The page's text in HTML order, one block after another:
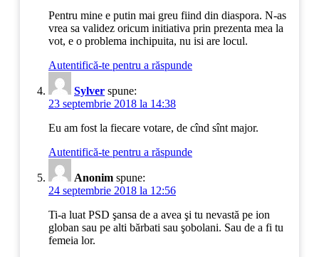
Pentru mine e putin mai greu fiind din diaspora. N-as
vrea sa validez oricum initiativa prin prezenta mea la
vot, e o problema inchipuita, nu isi are locul.
Autentifică-te pentru a răspunde
Sylver spune:
23 septembrie 2018 la 14:38
Eu am fost la fiecare votare, de cînd sînt major.
Autentifică-te pentru a răspunde
Anonim spune:
24 septembrie 2018 la 12:56
Ti-a luat PSD şansa de a avea şi tu nevastă pe ion
globan sau pe alti bărbati sau şobolani. Sau de a fi tu
femeia lor.